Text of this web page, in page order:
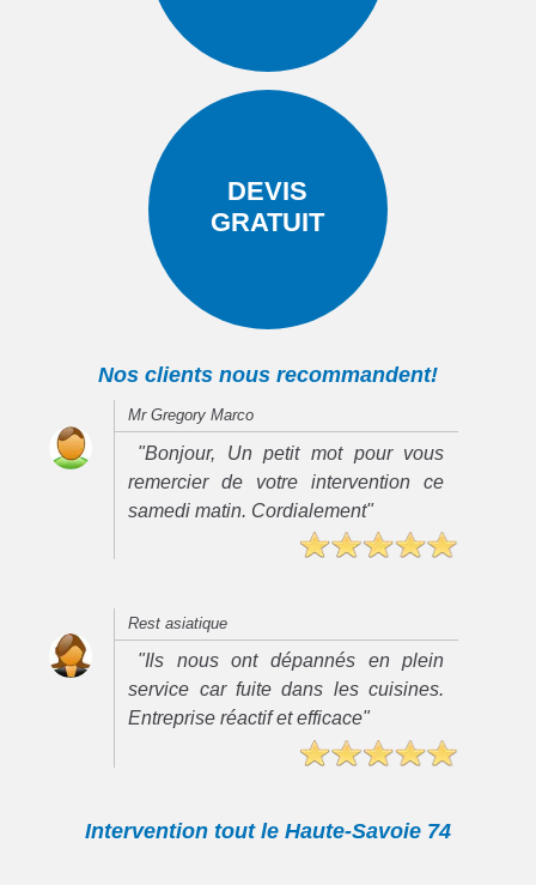
DEVIS
GRATUIT
Nos clients nous recommandent!
Mr Gregory Marco
"Bonjour, Un petit mot pour vous
remercier de votre intervention ce
samedi matin. Cordialement"
Rest asiatique
"Ils nous ont dépannés en plein
service car fuite dans les cuisines.
Entreprise réactif et efficace"
Intervention tout le Haute-Savoie 74